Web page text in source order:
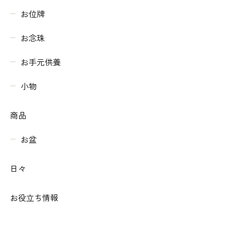
お位牌
お念珠
お手元供養
小物
商品
お盆
日々
お役立ち情報